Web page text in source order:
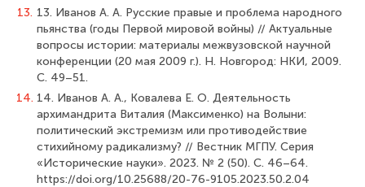
13. 13. Иванов А. А. Русские правые и проблема народного
пьянства (годы Первой мировой войны) // Актуальные
вопросы истории: материалы межвузовской научной
конференции (20 мая 2009 г.). Н. Новгород: НКИ, 2009.
С. 49–51.
14. 14. Иванов А. А., Ковалева Е. О. Деятельность
архимандрита Виталия (Максименко) на Волыни:
политический экстремизм или противодействие
стихийному радикализму? // Вестник МГПУ. Серия
«Исторические науки». 2023. № 2 (50). С. 46–64.
https://doi.org/10.25688/20-76-9105.2023.50.2.04